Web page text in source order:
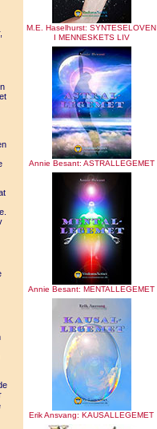
M.E. Haselhurst: SYNTESELOVEN
I MENNESKETS LIV
Annie Besant: ASTRALLEGEMET
Annie Besant: MENTALLEGEMET
Erik Ansvang: KAUSALLEGEMET